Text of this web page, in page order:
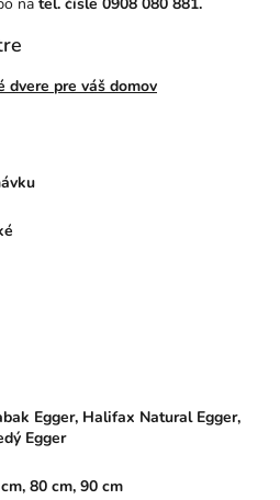
dvere pre váš domov
Egger, Halifax Natural Egger,
Egger
80 cm, 90 cm